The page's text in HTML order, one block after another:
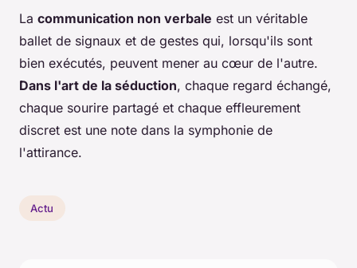
La communication non verbale est un véritable
ballet de signaux et de gestes qui, lorsqu'ils sont
bien exécutés, peuvent mener au cœur de l'autre.
Dans l'art de la séduction, chaque regard échangé,
chaque sourire partagé et chaque effleurement
discret est une note dans la symphonie de
l'attirance.
Actu